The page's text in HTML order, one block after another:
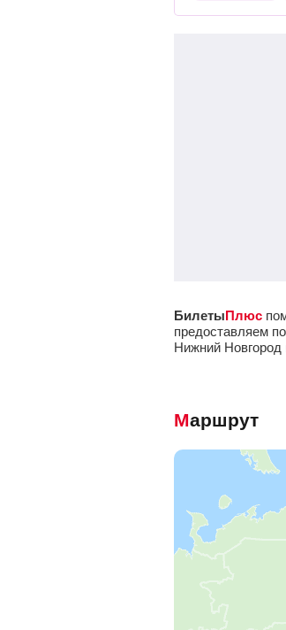
БилетыПлюс
предоставляем
Нижний Новгород
Маршрут